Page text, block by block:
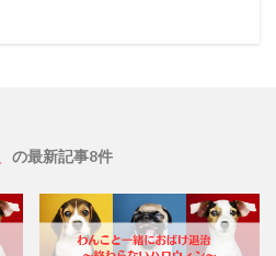
の最新記事8件